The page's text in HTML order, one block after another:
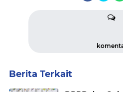
Berita Terkait